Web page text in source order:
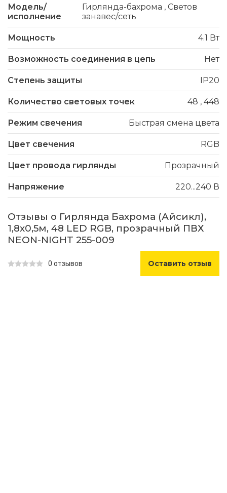
Модель/
исполнение
Гирлянда-бахрома , Светов
занавес/сеть
Мощность 4.1 Вт
Возможность соединения в цепь Нет
Степень защиты IP20
Количество световых точек 48 , 448
Режим свечения Быстрая смена цвета
Цвет свечения RGB
Цвет провода гирлянды Прозрачный
Напряжение 220...240 В
Отзывы о Гирлянда Бахрома (Айсикл),
1,8х0,5м, 48 LED RGB, прозрачный ПВХ
NEON-NIGHT 255-009
0 отзывов Оставить отзыв